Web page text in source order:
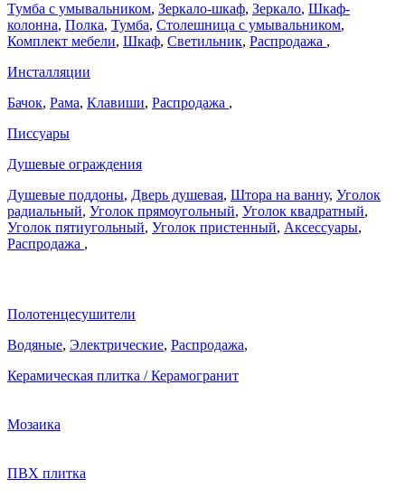
Тумба с умывальником, Зеркало-шкаф, Зеркало, Шкаф-
колонна, Полка, Тумба, Столешница с умывальником,
Комплект мебели, Шкаф, Светильник, Распродажа ,
Инсталляции
Бачок, Рама, Клавиши, Распродажа ,
Писсуары
Душевые ограждения
Душевые поддоны, Дверь душевая, Штора на ванну, Уголок
радиальный, Уголок прямоугольный, Уголок квадратный,
Уголок пятиугольный, Уголок пристенный, Аксессуары,
Распродажа ,
Полотенцесушители
Водяные, Электрические, Распродажа,
Керамическая плитка / Керамогранит
Мозаика
ПВХ плитка